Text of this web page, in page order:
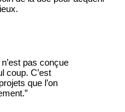
pas conçue
coup. C’est
que l’on